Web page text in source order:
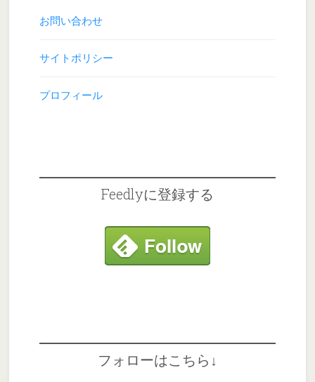
お問い合わせ
サイトポリシー
プロフィール
Feedlyに登録する
フォローはこちら↓